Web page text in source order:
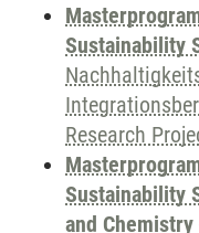
Sustainability
Research
Sustainability
and Chemistry